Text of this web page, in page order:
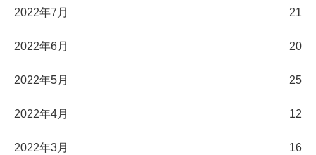
2022年7月 21
2022年6月 20
2022年5月 25
2022年4月 12
2022年3月 16